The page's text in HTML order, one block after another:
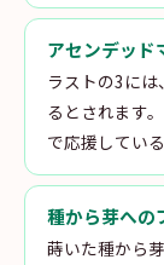
アセンデッド
ラストの3に
るとされます
で応援してい
種から芽への
蒔いた種から